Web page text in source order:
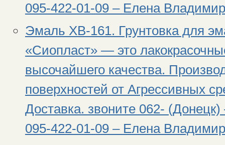
095-422-01-09 – Елена
Эмаль ХВ-161. Грунтовка для
«Сиопласт» — это
высочайшего качества.
поверхностей от Агрессивных
Доставка. звоните 062-
095-422-01-09 – Елена